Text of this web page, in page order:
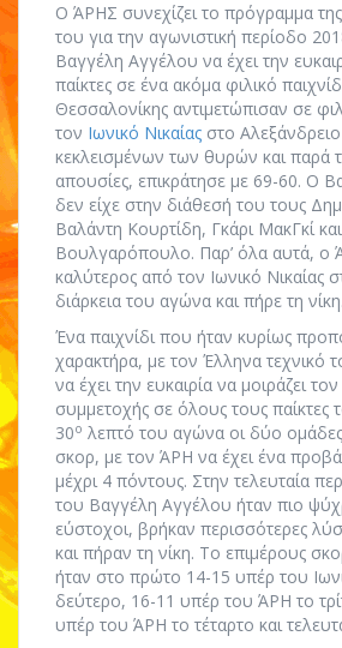
Ο ΆΡΗΣ συνεχίζει το πρόγραμμα
του για την αγωνιστική περίοδο
Βαγγέλη Αγγέλου να έχει την
παίκτες σε ένα ακόμα φιλικό
Θεσσαλονίκης αντιμετώπισαν σε
τον Ιωνικό Νικαίας στο
κεκλεισμένων των θυρών και παρά
απουσίες, επικράτησε με 69-60. Ο
δεν είχε στην διάθεσή του τους
Βαλάντη Κουρτίδη, Γκάρι ΜακΓκί
Βουλγαρόπουλο. Παρ’ όλα αυτά, ο
καλύτερος από τον Ιωνικό Νικαίας
διάρκεια του αγώνα και πήρε τη νίκη.
Ένα παιχνίδι που ήταν κυρίως
χαρακτήρα, με τον Έλληνα τεχνικό
να έχει την ευκαιρία να μοιράζει
συμμετοχής σε όλους τους παίκτες
30ο λεπτό του αγώνα οι δύο
σκορ, με τον ΆΡΗ να έχει ένα
μέχρι 4 πόντους. Στην τελευταία
του Βαγγέλη Αγγέλου ήταν πιο
εύστοχοι, βρήκαν περισσότερες
και πήραν τη νίκη. Το επιμέρους
ήταν στο πρώτο 14-15 υπέρ του
δεύτερο, 16-11 υπέρ του ΆΡΗ το
υπέρ του ΆΡΗ το τέταρτο και